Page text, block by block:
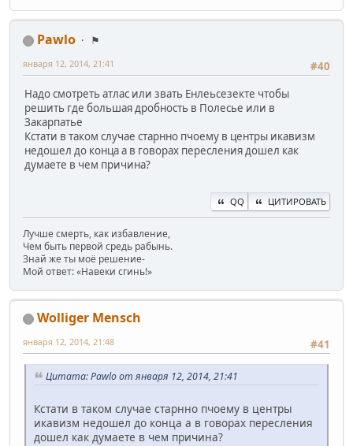
Pawlo
⚑
#40
января 12, 2014, 21:41
Надо смотреть атлас или звать Енлеьсезекте чтобы
решить где большая дробность в Полесье или в
Закарпатье
Кстати в таком случае старнно пчоему в центры икавизм
недошел до конца а в говорах пересления дошел как
думаете в чем причина?
QQ ЦИТИРОВАТЬ
Лучше смерть, как избавление,
Чем быть первой средь рабынь.
Знай же ты моё решение-
Мой ответ: «Навеки сгинь!»
Wolliger Mensch
#41
января 12, 2014, 21:48
Цитата: Pawlo от января 12, 2014, 21:41
Кстати в таком случае старнно пчоему в центры
икавизм недошел до конца а в говорах пересления
дошел как думаете в чем причина?